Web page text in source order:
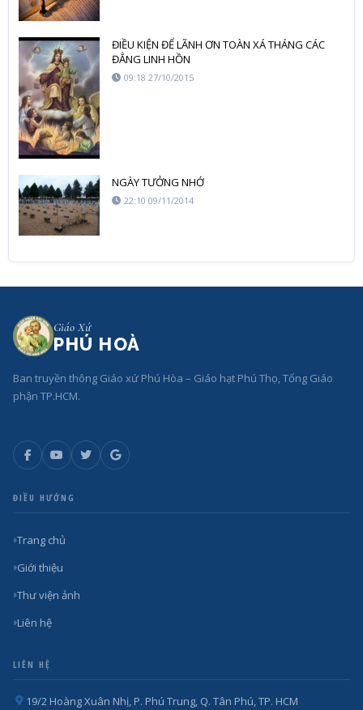
ĐIỀU KIỆN ĐỂ LÃNH ƠN TOÀN XÁ THÁNG CÁC
ĐẲNG LINH HỒN
09:18 27/10/2015
NGÀY TƯỞNG NHỚ
22:10 09/11/2014
Giáo Xứ
PHÚ HOÀ
Ban truyền thông Giáo xứ Phú Hòa – Giáo hạt Phú Thọ, Tổng Giáo
phận TP.HCM.
ĐIỀU HƯỚNG
Trang chủ
Giới thiệu
Thư viện ảnh
Liên hệ
LIÊN HỆ
19/2 Hoàng Xuân Nhị, P. Phú Trung, Q. Tân Phú, TP. HCM